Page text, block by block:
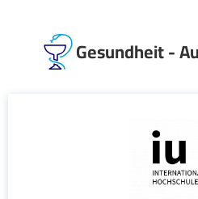
Gesundheit -